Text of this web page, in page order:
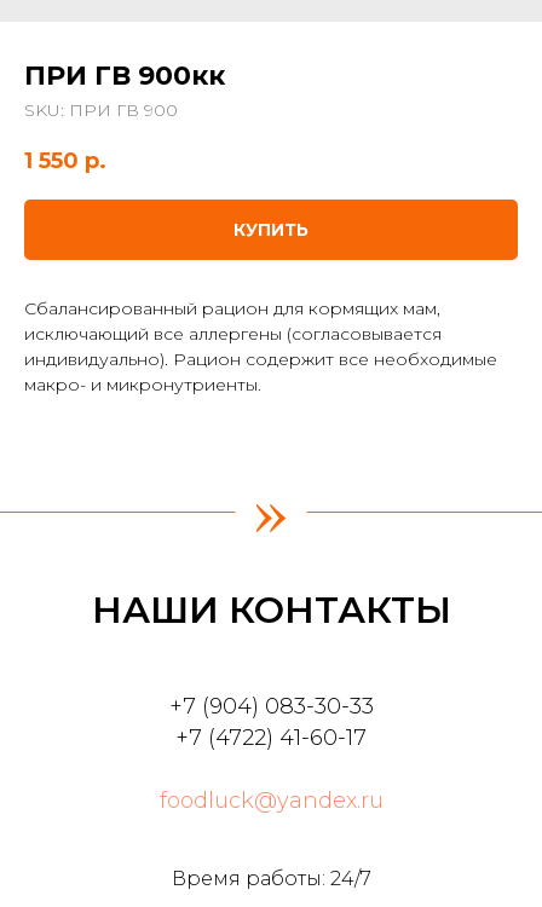
ПРИ ГВ 900кк
SKU: ПРИ ГВ 900
1 550 р.
КУПИТЬ
Сбалансированный рацион для кормящих мам,
исключающий все аллергены (согласовывается
индивидуально). Рацион содержит все необходимые
макро- и микронутриенты.
»
НАШИ КОНТАКТЫ
+7 (904) 083-30-33
+7 (4722) 41-60-17
foodluck@yandex.ru
Время работы: 24/7